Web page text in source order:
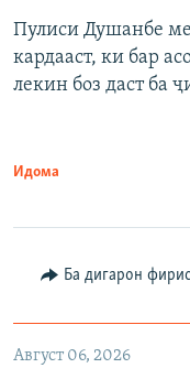
Пулиси Душанбе
кардааст, ки бар
лекин боз даст ба
Идома
Ба дигарон
Август 06, 2026